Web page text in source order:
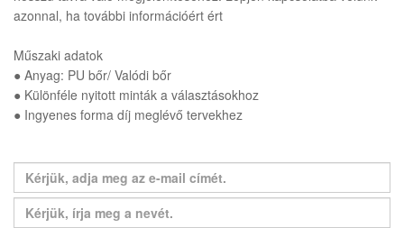
azonnal, ha további információért ért
Műszaki adatok
● Anyag: PU bőr/ Valódi bőr
● Különféle nyitott minták a választásokhoz
● Ingyenes forma díj meglévő tervekhez